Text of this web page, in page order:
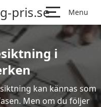
pris.se Menu
i
kan kännas som
Men om du följer